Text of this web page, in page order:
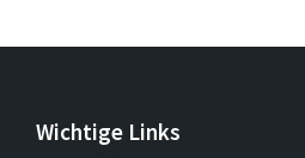
Wichtige Links